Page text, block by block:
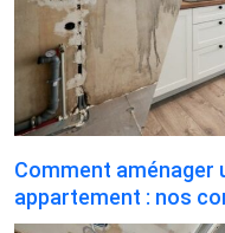
Comment aménager
appartement : nos